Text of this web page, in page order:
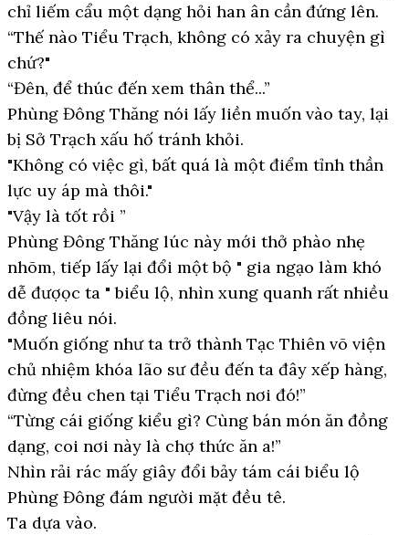
chỉ liếm cẩu một dạng hỏi han ân cần đứng lên.
“Thế nào Tiểu Trạch, không có xảy ra chuyện gì
chứ?"
“Đên, để thúc đến xem thân thể...”
Phùng Đông Thăng nói lấy liền muốn vào tay, lại
bị Sở Trạch xấu hố tránh khỏi.
"Không có việc gì, bất quá là một điểm tỉnh thần
lực uy áp mà thôi."
"Vậy là tốt rồi ”
Phùng Đông Thăng lúc này mới thở phào nhẹ
nhõm, tiếp lấy lại đổi một bộ " gia ngạo làm khó
dễ đượọc ta " biểu lộ, nhìn xung quanh rất nhiều
đồng liêu nói.
"Muốn giống như ta trở thành Tạc Thiên võ viện
chủ nhiệm khóa lão sư đều đến ta đây xếp hàng,
đừng đều chen tại Tiểu Trạch nơi đó!”
“Từng cái giống kiểu gì? Cùng bán món ăn đồng
dạng, coi nơi này là chợ thức ăn a!”
Nhìn rải rác mấy giây đổi bảy tám cái biểu lộ
Phùng Đông đám người mặt đều tê.
Ta dựa vào.